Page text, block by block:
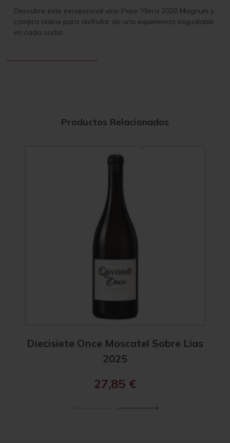
Descubre este excepcional vino Pepe Yllera 2020 Magnum y
compra online para disfrutar de una experiencia inigualable
en cada sorbo.
Productos Relacionados
Diecisiete Once Moscatel Sobre Lias
2025
27,85 €